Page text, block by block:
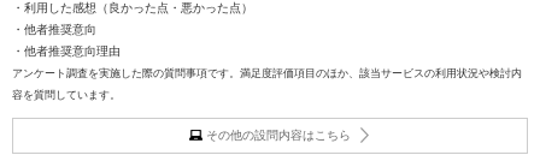
・利用した感想（良かった点・悪かった点）
・他者推奨意向
・他者推奨意向理由
アンケート調査を実施した際の質問事項です。満足度評価項目のほか、該当サービスの利用状況や検討内
容を質問しています。
その他の設問内容はこちら